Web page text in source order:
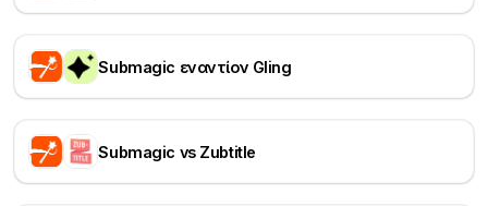
Submagic εναντίον Gling
Submagic vs Zubtitle